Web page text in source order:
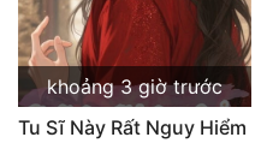
khoảng 3 giờ trước
Tu Sĩ Này Rất Nguy Hiểm